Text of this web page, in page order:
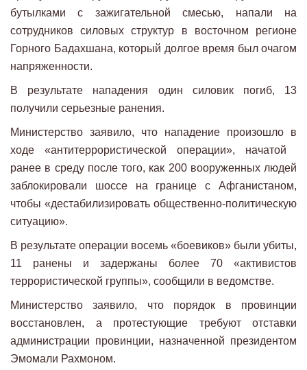
бутылками с зажигательной смесью, напали на
сотрудников силовых структур в восточном регионе
Горного Бадахшана, который долгое время был очагом
напряженности.
В результате нападения один силовик погиб, 13
получили серьезные ранения.
Министерство заявило, что нападение произошло в
ходе «антитеррористической операции», начатой ​​
ранее в среду после того, как 200 вооруженных людей
заблокировали шоссе на границе с Афганистаном,
чтобы «дестабилизировать общественно-политическую
ситуацию».
В результате операции восемь «боевиков» были убиты,
11 ранены и задержаны более 70 «активистов
террористической группы», сообщили в ведомстве.
Министерство заявило, что порядок в провинции
восстановлен, а протестующие требуют отставки
администрации провинции, назначенной президентом
Эмомали Рахмоном.